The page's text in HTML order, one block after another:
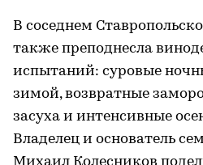
В соседнем
также преподнесла
испытаний: суровые
зимой, возвратные
засуха и интенсивные
Владелец и основатель